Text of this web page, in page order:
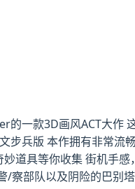
的一款3D画风ACT大作
步兵版 本作拥有非常流
道具等你收集 街机手
/察部队以及阴险的巴别